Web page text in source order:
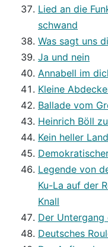
Lied an die
schwand
Was sagt uns
Ja und nein
Annabell im
Kleine
Ballade vom
Heinrich Böll
Kein heller
Legende von
Ku-La auf der
Knall
Der Untergang
Deutsches